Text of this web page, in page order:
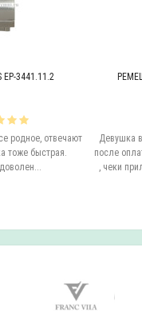
3441.11.2
родное, отвечают
тоже быстрая.
Девушка
после
, чеки